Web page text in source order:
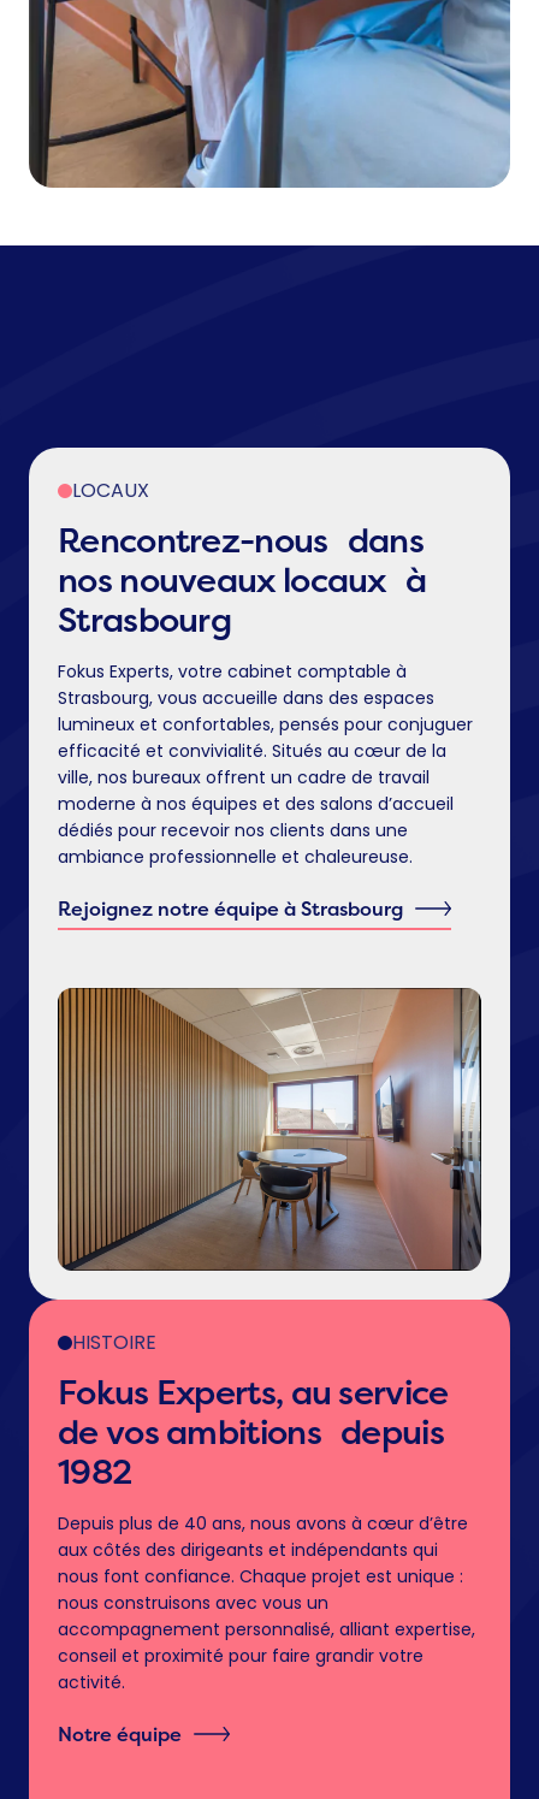
LOCAUX
Rencontrez-nous dans
nos nouveaux locaux à
Strasbourg
Fokus Experts, votre cabinet comptable à
Strasbourg, vous accueille dans des espaces
lumineux et confortables, pensés pour conjuguer
efficacité et convivialité. Situés au cœur de la
ville, nos bureaux offrent un cadre de travail
moderne à nos équipes et des salons d’accueil
dédiés pour recevoir nos clients dans une
ambiance professionnelle et chaleureuse.
Rejoignez notre équipe à Strasbourg
HISTOIRE
Fokus Experts, au service
de vos ambitions depuis
1982
Depuis plus de 40 ans, nous avons à cœur d’être
aux côtés des dirigeants et indépendants qui
nous font confiance. Chaque projet est unique :
nous construisons avec vous un
accompagnement personnalisé, alliant expertise,
conseil et proximité pour faire grandir votre
activité.
Notre équipe